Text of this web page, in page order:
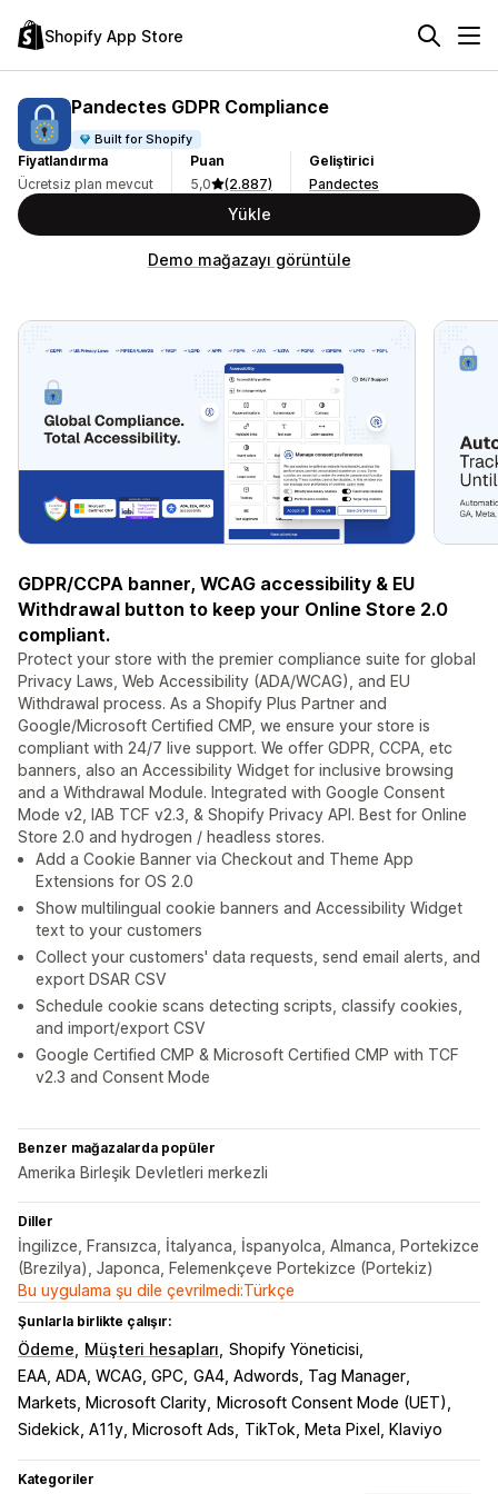
Shopify App Store
Pandectes GDPR Compliance
Built for Shopify
Fiyatlandırma
Ücretsiz plan mevcut
Puan
5,0
(2.887)
Geliştirici
Pandectes
Yükle
Demo mağazayı görüntüle
GDPR/CCPA banner, WCAG accessibility & EU
Withdrawal button to keep your Online Store 2.0
compliant.
Protect your store with the premier compliance suite for global
Privacy Laws, Web Accessibility (ADA/WCAG), and EU
Withdrawal process. As a Shopify Plus Partner and
Google/Microsoft Certified CMP, we ensure your store is
compliant with 24/7 live support. We offer GDPR, CCPA, etc
banners, also an Accessibility Widget for inclusive browsing
and a Withdrawal Module. Integrated with Google Consent
Mode v2, IAB TCF v2.3, & Shopify Privacy API. Best for Online
Store 2.0 and hydrogen / headless stores.
Add a Cookie Banner via Checkout and Theme App
Extensions for OS 2.0
Show multilingual cookie banners and Accessibility Widget
text to your customers
Collect your customers' data requests, send email alerts, and
export DSAR CSV
Schedule cookie scans detecting scripts, classify cookies,
and import/export CSV
Google Certified CMP & Microsoft Certified CMP with TCF
v2.3 and Consent Mode
Benzer mağazalarda popüler
Amerika Birleşik Devletleri merkezli
Diller
İngilizce, Fransızca, İtalyanca, İspanyolca, Almanca, Portekizce
(Brezilya), Japonca, Felemenkçeve Portekizce (Portekiz)
Bu uygulama şu dile çevrilmedi:Türkçe
Şunlarla birlikte çalışır:
Ödeme Müşteri hesapları Shopify Yöneticisi
EAA, ADA, WCAG, GPC GA4, Adwords, Tag Manager
Markets, Microsoft Clarity
Microsoft Consent Mode (UET)
Sidekick, A11y, Microsoft Ads
TikTok, Meta Pixel, Klaviyo
Kategoriler